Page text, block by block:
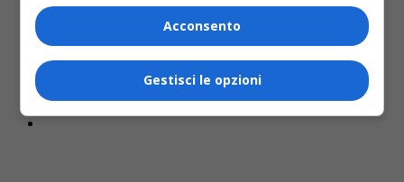
Acconsento
Gestisci le opzioni